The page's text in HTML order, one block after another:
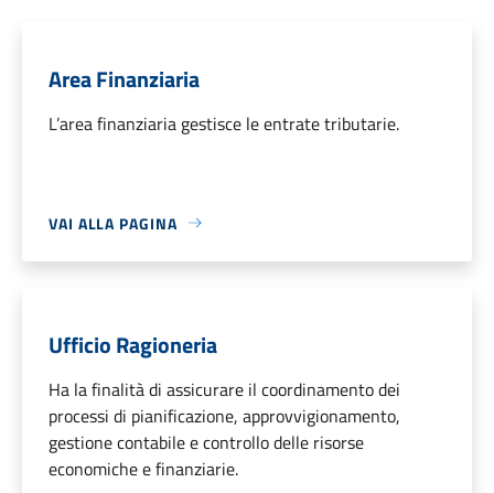
Area Finanziaria
L’area finanziaria gestisce le entrate tributarie.
VAI ALLA PAGINA
Ufficio Ragioneria
Ha la finalità di assicurare il coordinamento dei
processi di pianificazione, approvvigionamento,
gestione contabile e controllo delle risorse
economiche e finanziarie.